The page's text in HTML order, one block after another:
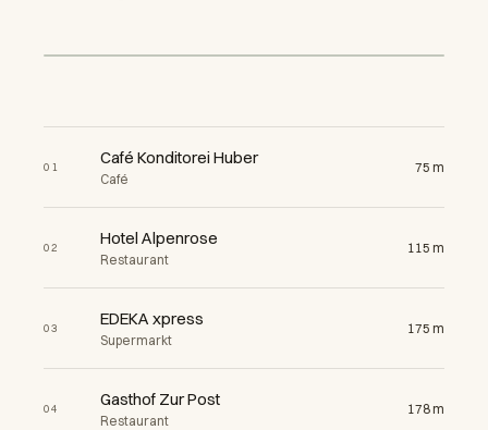
05
06
01 Café Konditorei Huber
Café
75 m
02 Hotel Alpenrose
Restaurant
115 m
03 EDEKA xpress
Supermarkt
175 m
04 Gasthof Zur Post
Restaurant
178 m